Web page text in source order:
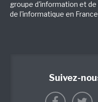
groupe d'information et
de l'informatique en
Suivez-